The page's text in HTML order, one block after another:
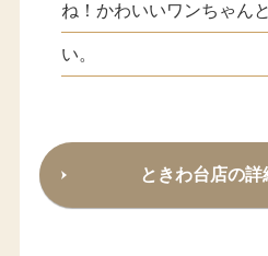
ね！かわいいワンちゃん
い。
ときわ台店の詳